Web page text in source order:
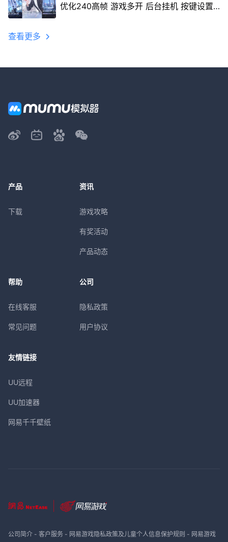
优化240高帧 游戏多开 后台挂机 按键设置
查看更多
产品
下载
资讯
游戏攻略
有奖活动
产品动态
帮助
在线客服
常见问题
公司
隐私政策
用户协议
友情链接
UU远程
UU加速器
网易千千壁纸
公司简介- 客户服务- 网易游戏隐私政策及儿童个人信息保护规则 - 网易游戏